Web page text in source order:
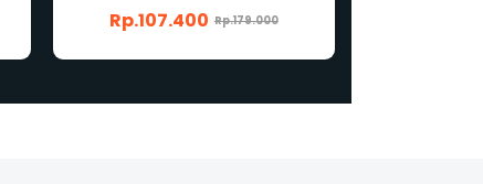
Rp.71.400 Rp.119.000